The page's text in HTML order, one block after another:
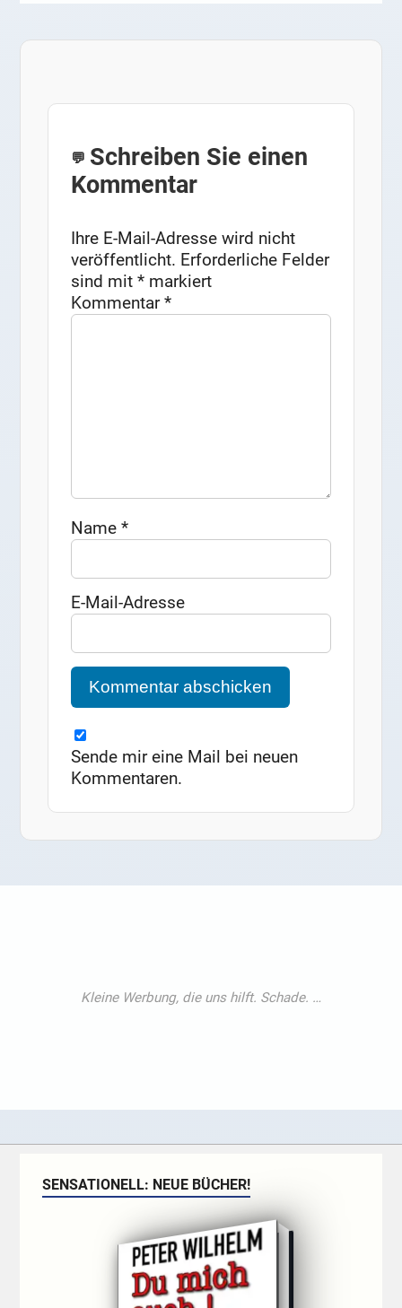
Schreiben Sie einen
Kommentar
Ihre E-Mail-Adresse wird nicht
veröffentlicht. Erforderliche Felder
sind mit* markiert
Kommentar*
Name*
E-Mail-Adresse
Sende mir eine Mail bei neuen
Kommentaren.
SENSATIONELL: NEUE BÜCHER!